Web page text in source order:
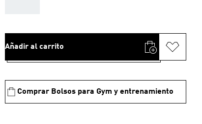
Añadir al carrito
Comprar Bolsos para Gym y entrenamiento